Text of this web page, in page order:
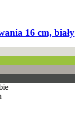
16 cm, biały